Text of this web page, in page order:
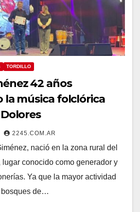
TORDILLO
42 años
música folclórica
2245.COM.AR
nació en la zona rural del
lugar conocido como generador y
Ya que la mayor actividad
bosques de…